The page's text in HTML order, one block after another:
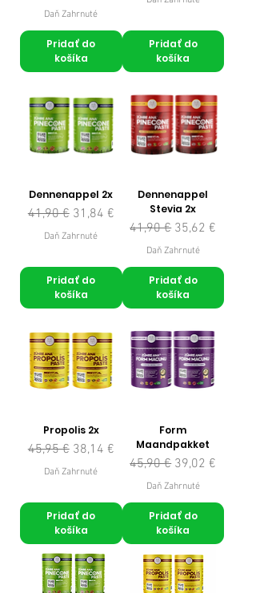
Daň Zahrnuté
Pridať do
košíka
Pridať do
košíka
Dennenappel 2x
Normálna cena
41,90 € Zľavnená cena
31,84 €
Daň Zahrnuté
Pridať do
košíka
Dennenappel
Stevia 2x
Normálna cena
41,90 € Zľavnená cena
35,62 €
Daň Zahrnuté
Pridať do
košíka
Propolis 2x
Normálna cena
45,95 € Zľavnená cena
38,14 €
Daň Zahrnuté
Pridať do
košíka
Form
Maandpakket
Normálna cena
45,90 € Zľavnená cena
39,02 €
Daň Zahrnuté
Pridať do
košíka